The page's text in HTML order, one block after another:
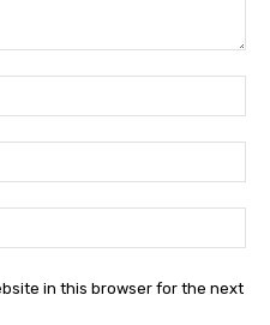
in this browser for the next